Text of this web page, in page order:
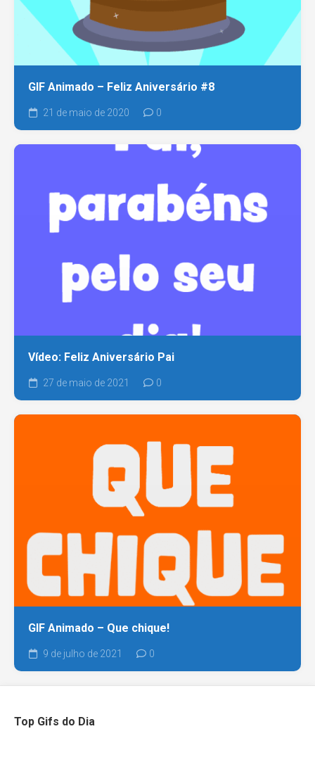
GIF Animado – Feliz Aniversário #8
21 de maio de 2020 0
Vídeo: Feliz Aniversário Pai
27 de maio de 2021 0
GIF Animado – Que chique!
9 de julho de 2021 0
Top Gifs do Dia